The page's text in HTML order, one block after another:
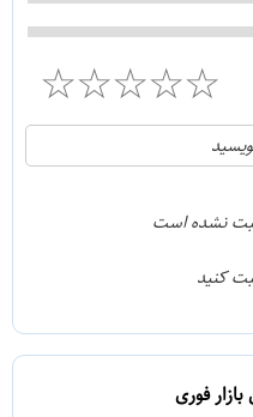
☆
☆
☆
☆
☆
ثبت نشده است
کنید
بازار فوری